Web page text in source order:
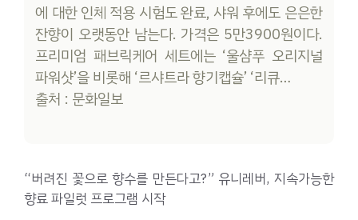
에 대한 인체 적용 시험도 완료, 샤워 후에도 은은한
잔향이 오랫동안 남는다. 가격은 5만3900원이다.
프리미엄 패브릭케어 세트에는 ‘울샴푸 오리지널
파워샷’을 비롯해 ‘르샤트라 향기캡슐’ ‘리큐…
출처 : 문화일보
“버려진 꽃으로 향수를 만든다고?” 유니레버, 지속가능한
향료 파일럿 프로그램 시작